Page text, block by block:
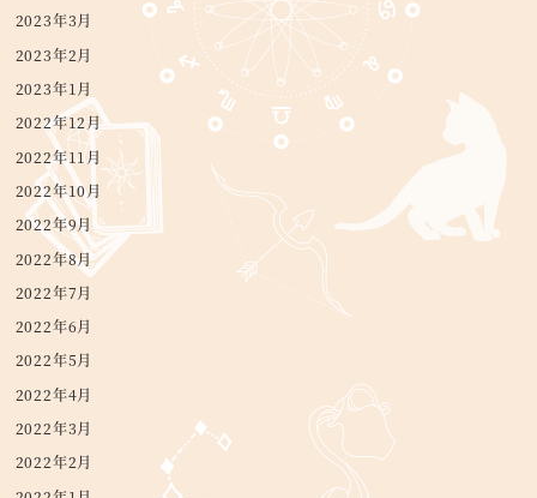
2023年3月
2023年2月
2023年1月
2022年12月
2022年11月
2022年10月
2022年9月
2022年8月
2022年7月
2022年6月
2022年5月
2022年4月
2022年3月
2022年2月